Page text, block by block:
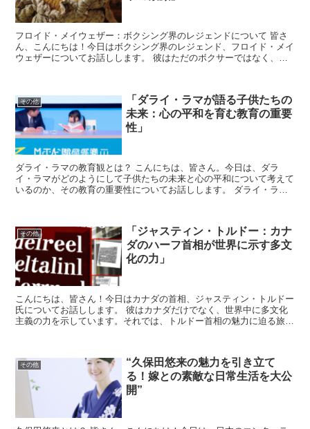
フロイド・メイウェザー：ボクシング界のレジェンドについて 皆さ
ん、こんにちは！今日はボクシング界のレジェンド、フロイド・メイ
ウェザーについてお話しします。 彼はただのボクサーではなく、ス
その他
「ダライ・ラマが語る子供たちの
未来：心の平和を育む教育の重要
性」
ダライ・ラマの教育観とは？ こんにちは、皆さん。今日は、ダラ
イ・ラマがどのようにして子供たちの未来と心の平和について考えて
いるのか、その教育の重要性についてお話しします。 ダライ・ラマ
その他
「ジャスティン・トルドー：カナ
ダのハーフ首相が世界に示す多文
化の力」
こんにちは、皆さん！今日はカナダの首相、ジャスティン・トルドー
氏についてお話しします。 彼はカナダだけでなく、世界中に多文化
主義の力を示しています。それでは、トルドー首相の魅力に迫る旅を
その他
“久保田悠来の魅力を引き立て
る！嫁との素敵な日常生活を大公
開”